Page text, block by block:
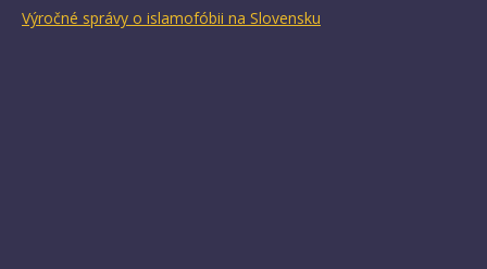
Výročné správy o islamofóbii na Slovensku